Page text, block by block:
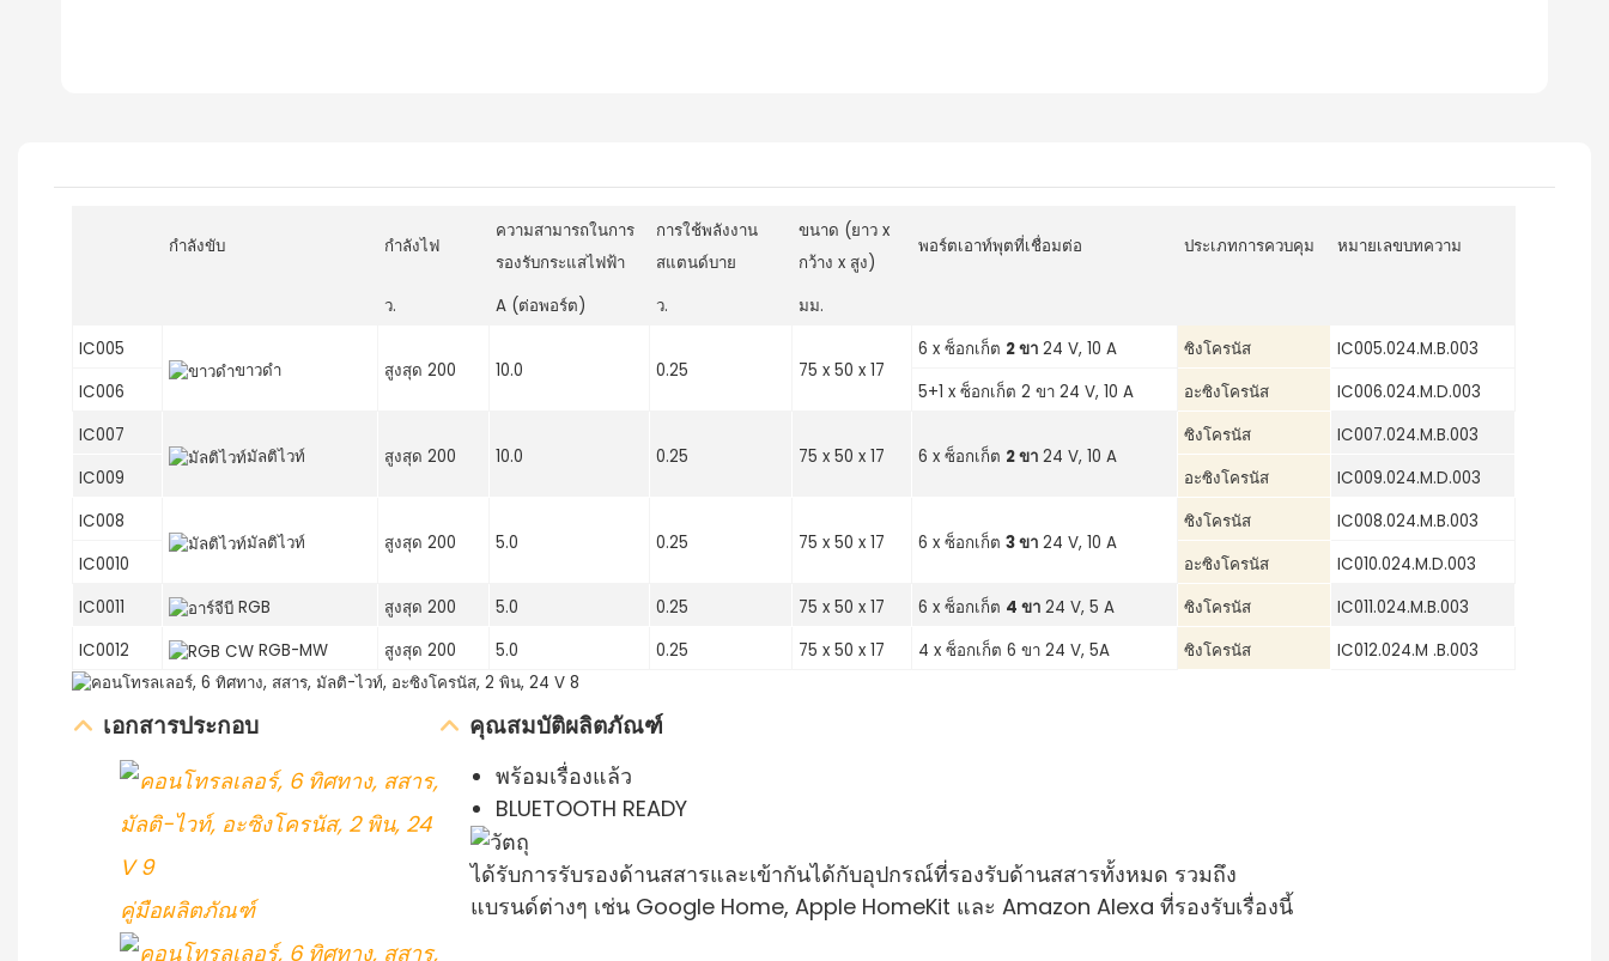
กำลังขับ กำลังไฟ
ความสามารถในการ
รองรับกระแสไฟฟ้า
การใช้พลังงาน
สแตนด์บาย
ขนาด (ยาว x
กว้าง x สูง)
พอร์ตเอาท์พุตที่เชื่อมต่อ ประเภทการควบคุม หมายเลขบทความ
ว. A (ต่อพอร์ต) ว.
มม.
IC005
ขาวดำ
สูงสุด 200 10.0 0.25 75 x 50 x 17
6 x ซ็อกเก็ต 2 ขา24 V, 10 A ซิงโครนัส
IC005.024.M.B.003
IC006
5+1 x ซ็อกเก็ต 2 ขา 24 V, 10 A อะซิงโครนัส
IC006.024.M.D.003
IC007
มัลติไวท์
สูงสุด 200 10.0 0.25 75 x 50 x 17 6 x ซ็อกเก็ต 2 ขา24 V, 10 A
ซิงโครนัส
IC007.024.M.B.003
IC009
อะซิงโครนัส
IC009.024.M.D.003
IC008
มัลติไวท์
สูงสุด 200 5.0 0.25 75 x 50 x 17 6 x ซ็อกเก็ต 3 ขา24 V, 10 A
ซิงโครนัส
IC008.024.M.B.003
IC0010
อะซิงโครนัส
IC010.024.M.D.003
IC0011
RGB สูงสุด 200 5.0 0.25 75 x 50 x 17 6 x ซ็อกเก็ต 4 ขา24 V, 5 A ซิงโครนัส
IC011.024.M.B.003
IC0012
RGB-MW สูงสุด 200 5.0 0.25 75 x 50 x 17 4 x ซ็อกเก็ต 6 ขา 24 V, 5A ซิงโครนัส IC012.024.M .B.003
เอกสารประกอบ
คู่มือผลิตภัณฑ์
คุณสมบัติผลิตภัณฑ์
พร้อมเรื่องแล้ว
BLUETOOTH READY
ได้รับการรับรองด้านสสารและเข้ากันได้กับอุปกรณ์ที่รองรับด้านสสารทั้งหมด รวมถึง
แบรนด์ต่างๆ เช่น Google Home, Apple HomeKit และ Amazon Alexa ที่รองรับเรื่องนี้